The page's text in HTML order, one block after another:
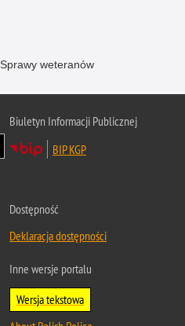
Sprawy weteranów
Biuletyn Informacji Publicznej
BIP KGP
Dostępność
Deklaracja dostępności
Inne wersje portalu
Wersja tekstowa